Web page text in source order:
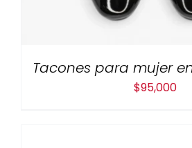
Tacones para mujer
$95,000